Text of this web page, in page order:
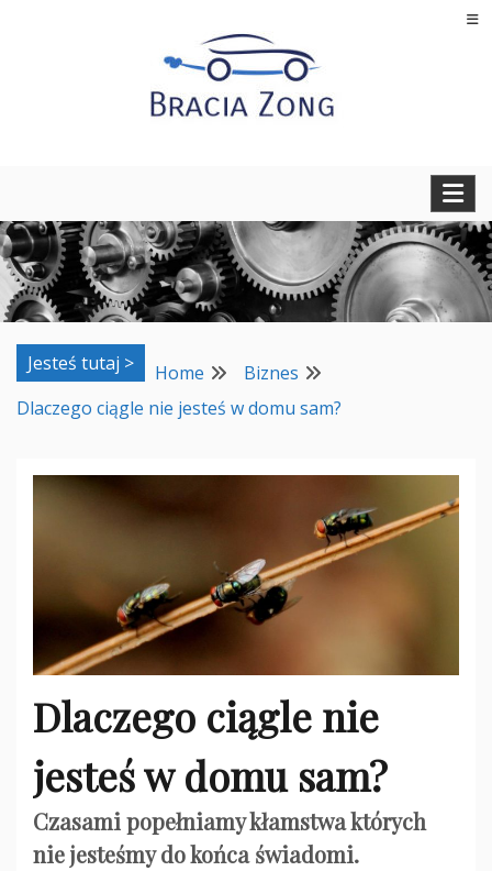
Jesteś tutaj > Home
Biznes
Dlaczego ciągle nie jesteś w domu sam?
Dlaczego ciągle nie
jesteś w domu sam?
Czasami popełniamy kłamstwa których
nie jesteśmy do końca świadomi.